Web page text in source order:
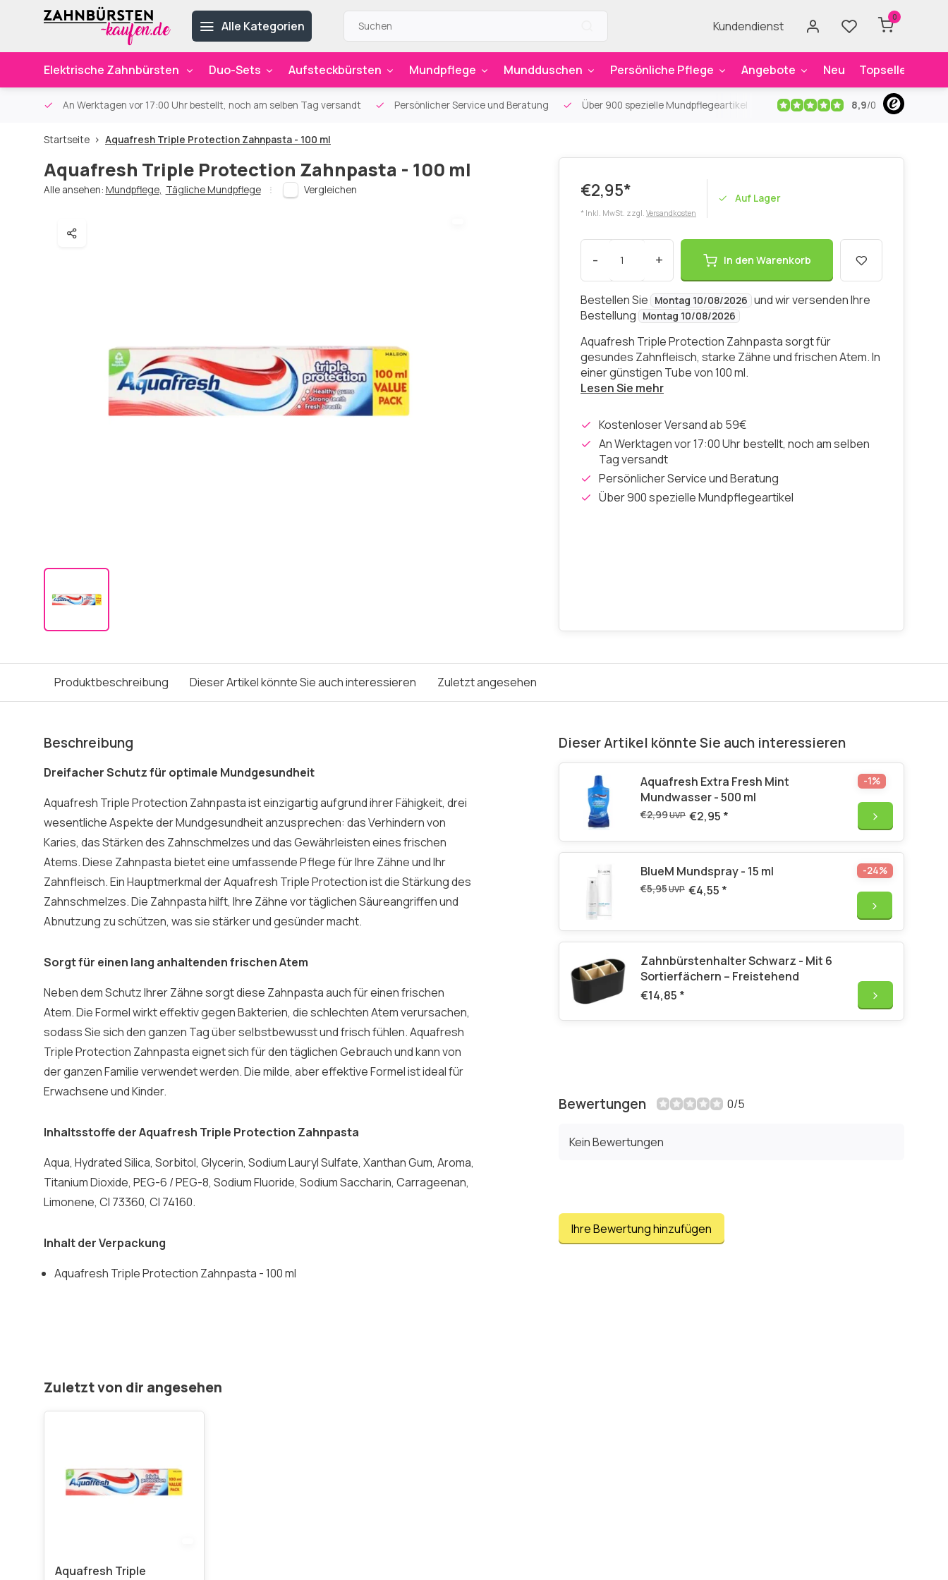
Alle Kategorien Kundendienst
0
Elektrische Zahnbürsten Duo-Sets Aufsteckbürsten Mundpflege Mundduschen Persönliche Pflege Angebote Neu Topseller
An Werktagen vor 17:00 Uhr bestellt, noch am selben Tag versandt Persönlicher Service und Beratung Über 900 spezielle Mundpflegeartikel Kostenloser Versandab 59€
8,9/0
Startseite Aquafresh Triple Protection Zahnpasta - 100 ml
Aquafresh Triple Protection Zahnpasta - 100 ml
Alle ansehen: Mundpflege, Tägliche Mundpflege Vergleichen €2,95*
* Inkl. MwSt. zzgl. Versandkosten
Auf Lager
- + In den Warenkorb
Bestellen Sie Montag 10/08/2026 und wir versenden Ihre
Bestellung
Montag 10/08/2026
Aquafresh Triple Protection Zahnpasta sorgt für
gesundes Zahnfleisch, starke Zähne und frischen Atem. In
einer günstigen Tube von 100 ml.
Lesen Sie mehr
Kostenloser Versand ab 59€
An Werktagen vor 17:00 Uhr bestellt, noch am selben
Tag versandt
Persönlicher Service und Beratung
Über 900 spezielle Mundpflegeartikel
Produktbeschreibung Dieser Artikel könnte Sie auch interessieren Zuletzt angesehen
Beschreibung
Dreifacher Schutz für optimale Mundgesundheit
Aquafresh Triple Protection Zahnpasta ist einzigartig aufgrund ihrer Fähigkeit, drei
wesentliche Aspekte der Mundgesundheit anzusprechen: das Verhindern von
Karies, das Stärken des Zahnschmelzes und das Gewährleisten eines frischen
Atems. Diese Zahnpasta bietet eine umfassende Pflege für Ihre Zähne und Ihr
Zahnfleisch. Ein Hauptmerkmal der Aquafresh Triple Protection ist die Stärkung des
Zahnschmelzes. Die Zahnpasta hilft, Ihre Zähne vor täglichen Säureangriffen und
Abnutzung zu schützen, was sie stärker und gesünder macht.
Sorgt für einen lang anhaltenden frischen Atem
Neben dem Schutz Ihrer Zähne sorgt diese Zahnpasta auch für einen frischen
Atem. Die Formel wirkt effektiv gegen Bakterien, die schlechten Atem verursachen,
sodass Sie sich den ganzen Tag über selbstbewusst und frisch fühlen. Aquafresh
Triple Protection Zahnpasta eignet sich für den täglichen Gebrauch und kann von
der ganzen Familie verwendet werden. Die milde, aber effektive Formel ist ideal für
Erwachsene und Kinder.
Inhaltsstoffe der Aquafresh Triple Protection Zahnpasta
Aqua, Hydrated Silica, Sorbitol, Glycerin, Sodium Lauryl Sulfate, Xanthan Gum, Aroma,
Titanium Dioxide, PEG-6 / PEG-8, Sodium Fluoride, Sodium Saccharin, Carrageenan,
Limonene, CI 73360, CI 74160.
Inhalt der Verpackung
Aquafresh Triple Protection Zahnpasta - 100 ml
Dieser Artikel könnte Sie auch interessieren
Aquafresh Extra Fresh Mint
Mundwasser - 500 ml
€2,99UVP €2,95 *
-1%
BlueM Mundspray - 15 ml
€5,95UVP €4,55 *
-24%
Zahnbürstenhalter Schwarz - Mit 6
Sortierfächern – Freistehend
€14,85 *
Bewertungen 0/5
Kein Bewertungen
Ihre Bewertung hinzufügen
Zuletzt von dir angesehen
Aquafresh Triple